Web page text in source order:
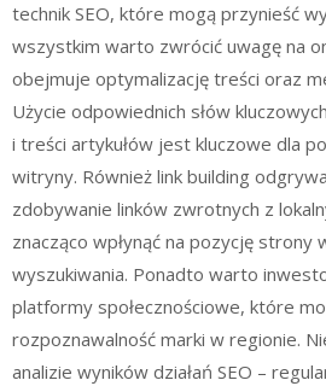
technik SEO, które mogą przynieść
wszystkim warto zwrócić uwagę na
obejmuje optymalizację treści oraz
Użycie odpowiednich słów
i treści artykułów jest kluczowe dla
witryny. Również link building
zdobywanie linków zwrotnych z
znacząco wpłynąć na pozycję strony
wyszukiwania. Ponadto warto
platformy społecznościowe, które
rozpoznawalność marki w regionie.
analizie wyników działań SEO –